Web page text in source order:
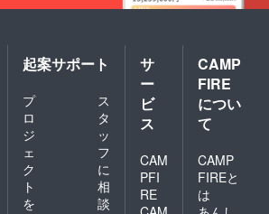
しても
ばいい
かと思
いま
す。）
【作品
につい
て】
出来・
不出来
は問い
ません
起案サポート
プ
ロ
ジ
ェ
ク
ト
を
ス
タ
ッ
フ
に
相
談
サ
ー
ビ
ス
CAM
PFI
RE
CAMP
FIRE
につい
て
CAMP
FIREと
は